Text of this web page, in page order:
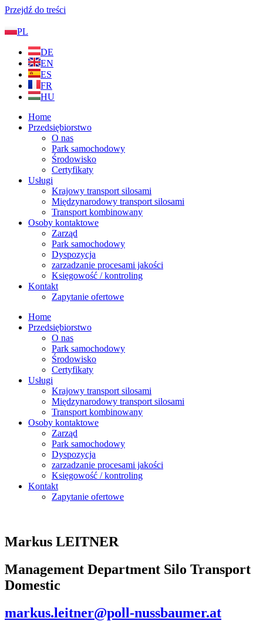
Przejdź do treści
PL
DE
EN
ES
FR
HU
Home
Przedsiębiorstwo
O nas
Park samochodowy
Środowisko
Certyfikaty
Usługi
Krajowy transport silosami
Międzynarodowy transport silosami
Transport kombinowany
Osoby kontaktowe
Zarząd
Park samochodowy
Dyspozycja
zarzadzanie procesami jakości
Księgowość / kontroling
Kontakt
Zapytanie ofertowe
Home
Przedsiębiorstwo
O nas
Park samochodowy
Środowisko
Certyfikaty
Usługi
Krajowy transport silosami
Międzynarodowy transport silosami
Transport kombinowany
Osoby kontaktowe
Zarząd
Park samochodowy
Dyspozycja
zarzadzanie procesami jakości
Księgowość / kontroling
Kontakt
Zapytanie ofertowe
Markus LEITNER
Management Department Silo Transport
Domestic
markus.leitner@poll-nussbaumer.at